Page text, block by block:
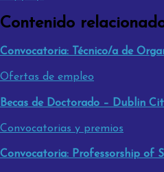
Contenido
Convocatoria: Técnico/a de
Ofertas de empleo
Becas de Doctorado – Dublin
Convocatorias y premios
Convocatoria: Professorship of